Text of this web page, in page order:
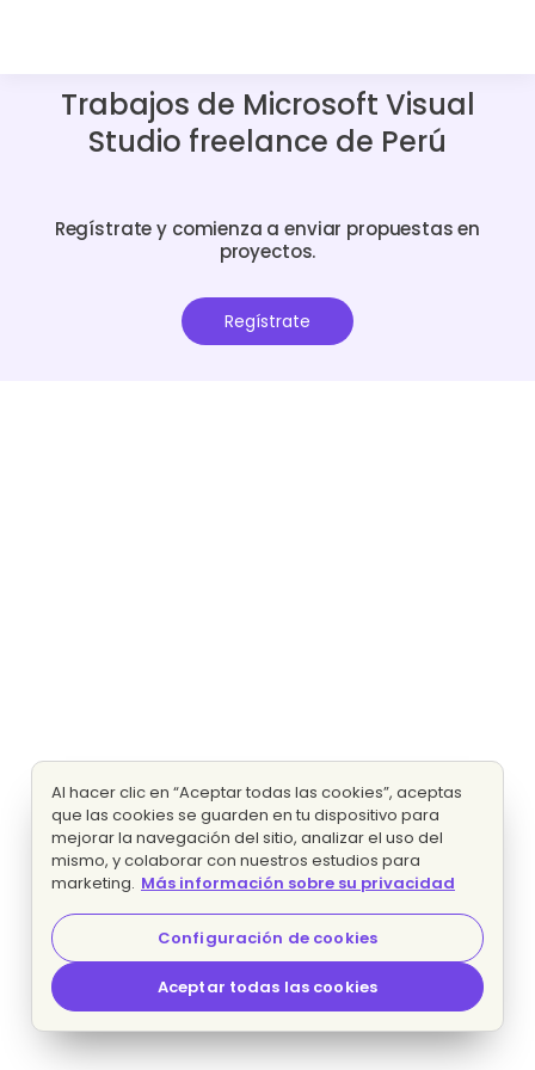
Trabajos de Microsoft Visual
Studio freelance de Perú
Regístrate y comienza a enviar propuestas en
proyectos.
Regístrate
Al hacer clic en “Aceptar todas las cookies”, aceptas
que las cookies se guarden en tu dispositivo para
mejorar la navegación del sitio, analizar el uso del
mismo, y colaborar con nuestros estudios para
marketing. Más información sobre su privacidad
Configuración de cookies
Aceptar todas las cookies